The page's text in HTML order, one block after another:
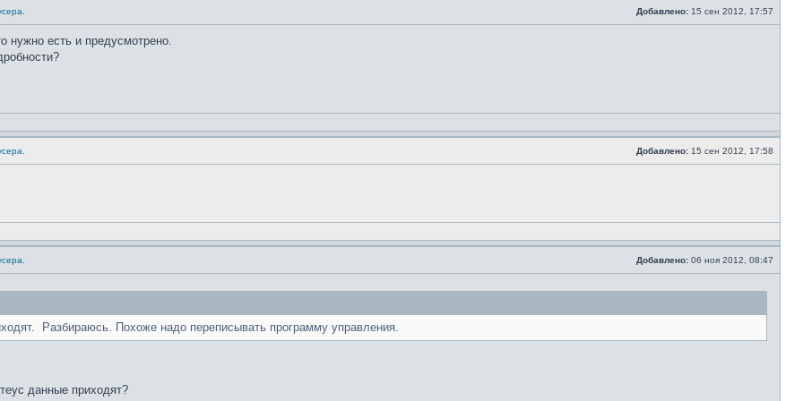
Добавлено: 15 сен 2012, 17:57
нужно есть и предусмотрено.
Добавлено: 15 сен 2012, 17:58
Добавлено: 06 ноя 2012, 08:47
Разбираюсь. Похоже надо переписывать программу управления.
данные приходят?